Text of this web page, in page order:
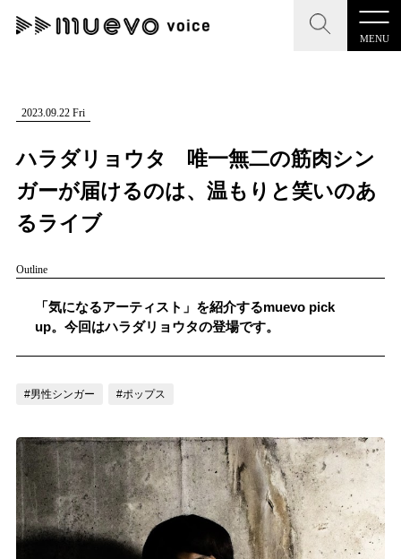
MENU
CLOSE
記事を検索する
#男性シンガー #HR/HM #女性シンガー
CLOSE
"読者の声を形にする”音楽特化メディア
記事一覧
プレスリリース一覧
お問い合わせ
ログイン
LINK
2023.09.22 Fri
ハラダリョウタ 唯一無二の筋肉シン
ガーが届けるのは、温もりと笑いのあ
るライブ
Outline
「気になるアーティスト」を紹介するmuevo pick
up。今回はハラダリョウタの登場です。
#男性シンガー #ポップス